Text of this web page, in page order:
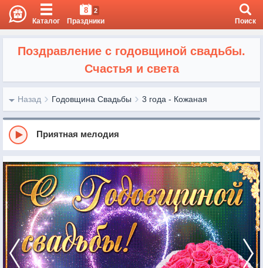
Каталог
8 2
Праздники Поиск
Поздравление с годовщиной свадьбы.
Счастья и света
Назад Годовщина Свадьбы 3 года - Кожаная
Приятная мелодия